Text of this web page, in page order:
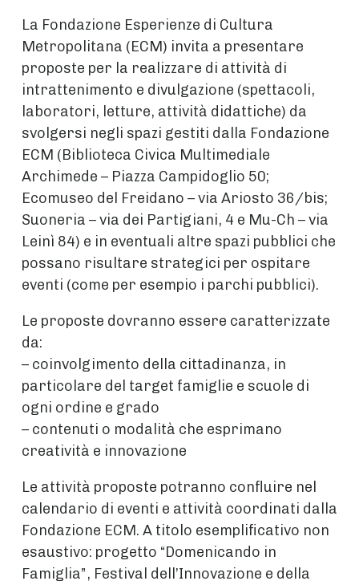
La Fondazione Esperienze di Cultura
Metropolitana (ECM) invita a presentare
proposte per la realizzare di attività di
intrattenimento e divulgazione (spettacoli,
laboratori, letture, attività didattiche) da
svolgersi negli spazi gestiti dalla Fondazione
ECM (Biblioteca Civica Multimediale
Archimede – Piazza Campidoglio 50;
Ecomuseo del Freidano – via Ariosto 36/bis;
Suoneria – via dei Partigiani, 4 e Mu-Ch – via
Leinì 84) e in eventuali altre spazi pubblici che
possano risultare strategici per ospitare
eventi (come per esempio i parchi pubblici).
Le proposte dovranno essere caratterizzate
da:
– coinvolgimento della cittadinanza, in
particolare del target famiglie e scuole di
ogni ordine e grado
– contenuti o modalità che esprimano
creatività e innovazione
Le attività proposte potranno confluire nel
calendario di eventi e attività coordinati dalla
Fondazione ECM. A titolo esemplificativo non
esaustivo: progetto “Domenicando in
Famiglia”, Festival dell’Innovazione e della